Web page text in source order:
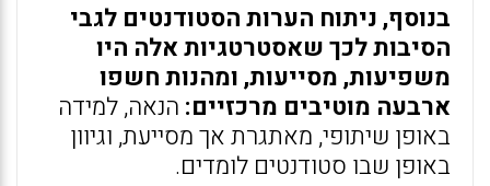
בנוסף, ניתוח הערות הסטודנטים לגבי
הסיבות לכך שאסטרטגיות אלה היו
משפיעות, מסייעות, ומהנות חשפו
ארבעה מוטיבים מרכזיים: הנאה, למידה
באופן שיתופי, מאתגרת אך מסייעת, וגיוון
באופן שבו סטודנטים לומדים.